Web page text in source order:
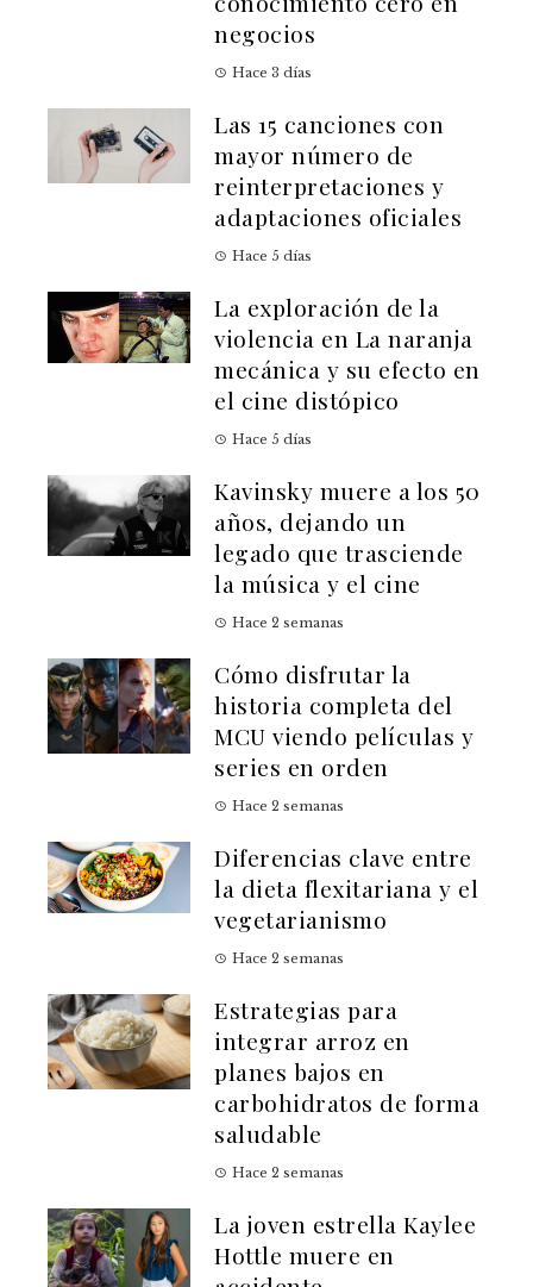
negocios
Hace 3 días
Las 15 canciones con
mayor número de
reinterpretaciones y
adaptaciones oficiales
Hace 5 días
La exploración de la
violencia en La naranja
mecánica y su efecto en
el cine distópico
Hace 5 días
Kavinsky muere a los 50
años, dejando un
legado que trasciende
la música y el cine
Hace 2 semanas
Cómo disfrutar la
historia completa del
MCU viendo películas y
series en orden
Hace 2 semanas
Diferencias clave entre
la dieta flexitariana y el
vegetarianismo
Hace 2 semanas
Estrategias para
integrar arroz en
planes bajos en
carbohidratos de forma
saludable
Hace 2 semanas
La joven estrella Kaylee
Hottle muere en